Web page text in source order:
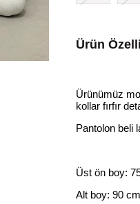
Ürün
Ürünümüz
kollar fırfır
Pantolon beli
Üst ön boy:
Alt boy: 90 cm